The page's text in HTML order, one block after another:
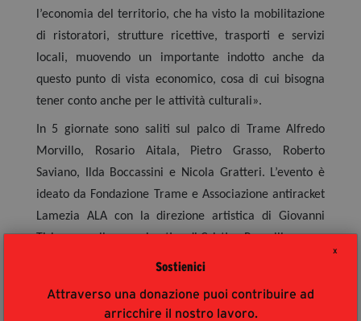
X
Sostienici
Attraverso una donazione puoi contribuire ad
arricchire il nostro lavoro.
l’economia del territorio, che ha visto la mobilitazione
di ristoratori, strutture ricettive, trasporti e servizi
locali, muovendo un importante indotto anche da
questo punto di vista economico, cosa di cui bisogna
tener conto anche per le attività culturali».
In 5 giornate sono saliti sul palco di Trame Alfredo
Morvillo, Rosario Aitala, Pietro Grasso, Roberto
Saviano, Ilda Boccassini e Nicola Gratteri. L’evento è
ideato da Fondazione Trame e Associazione antiracket
Lamezia ALA con la direzione artistica di Giovanni
Tizian e quella organizzativa di Cristina Porcelli.